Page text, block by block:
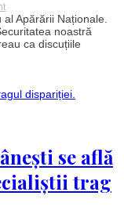
on
Reziștii
care
să
decât
demisionarul
din
cauza
minciunilor
din
Apărării Naționale.
noastră
ca discuțiile
se află
trag